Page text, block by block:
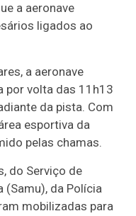
a aeronave
ligados ao
a aeronave
por volta das 11h13
da pista. Com
esportiva da
pelas chamas.
do Serviço de
(Samu), da Polícia
mobilizadas para